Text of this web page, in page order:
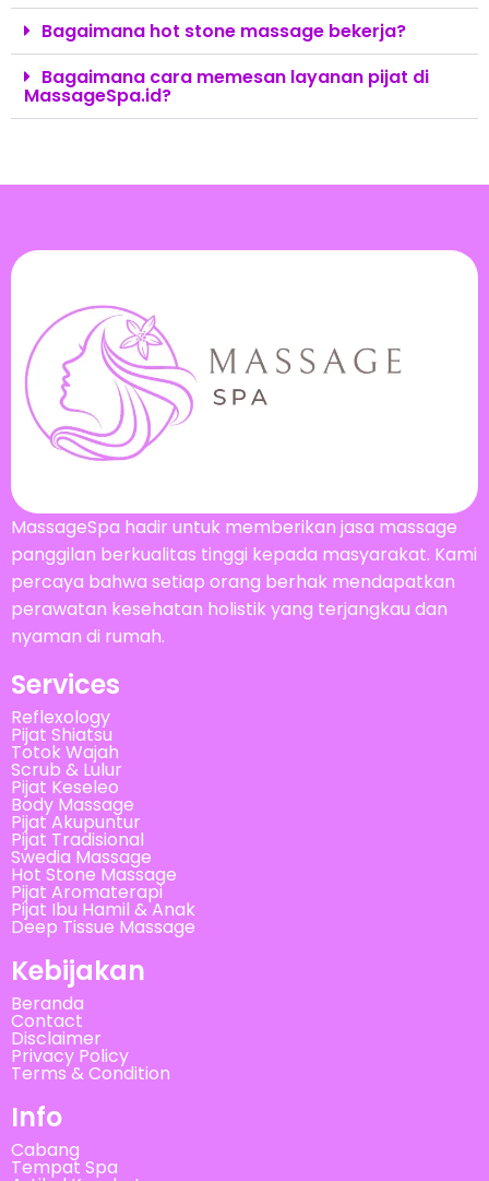
Bagaimana hot stone massage bekerja?
Bagaimana cara memesan layanan pijat di
MassageSpa.id?
MassageSpa hadir untuk memberikan jasa massage
panggilan berkualitas tinggi kepada masyarakat. Kami
percaya bahwa setiap orang berhak mendapatkan
perawatan kesehatan holistik yang terjangkau dan
nyaman di rumah.
Services
Reflexology
Pijat Shiatsu
Totok Wajah
Scrub & Lulur
Pijat Keseleo
Body Massage
Pijat Akupuntur
Pijat Tradisional
Swedia Massage
Hot Stone Massage
Pijat Aromaterapi
Pijat Ibu Hamil & Anak
Deep Tissue Massage
Kebijakan
Beranda
Contact
Disclaimer
Privacy Policy
Terms & Condition
Info
Cabang
Tempat Spa